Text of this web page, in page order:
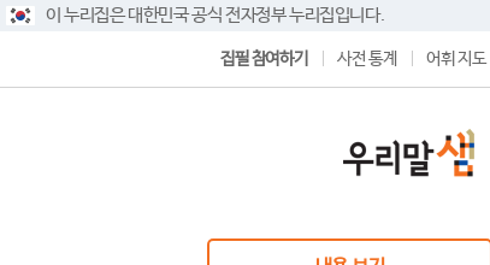
이 누리집은 대한민국 공식 전자정부 누리집입니다.
집필 참여하기 사전 통계 어휘 지도